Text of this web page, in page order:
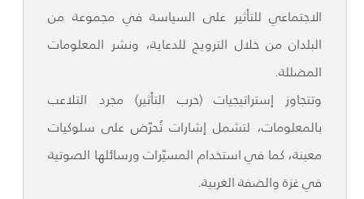
الاجتماعي للتأثير على السياسة في مجموعة من
البلدان من خلال الترويج للدعاية، ونشر المعلومات
المضللة.
وتتجاوز إستراتيجيات (حرب التأثير) مجرد التلاعب
بالمعلومات، لتشمل إشارات تُحرّض على سلوكيات
معينة، كما في استخدام المسيّرات ورسائلها الصوتية
في غزة والضفة الغربية.